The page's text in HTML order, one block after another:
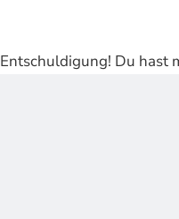
Entschuldigung! Du hast